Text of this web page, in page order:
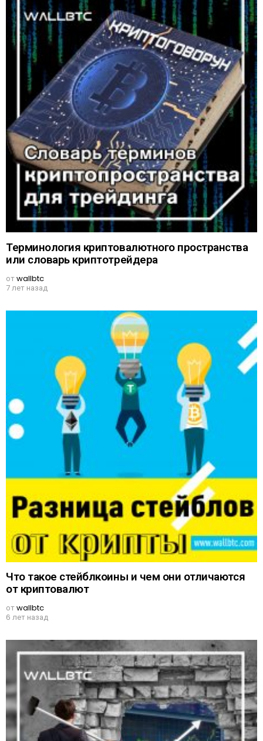
Терминология криптовалютного пространства
или словарь криптотрейдера
отwallbtc
7 лет назад
Что такое стейблкоины и чем они отличаются
от криптовалют
отwallbtc
6 лет назад